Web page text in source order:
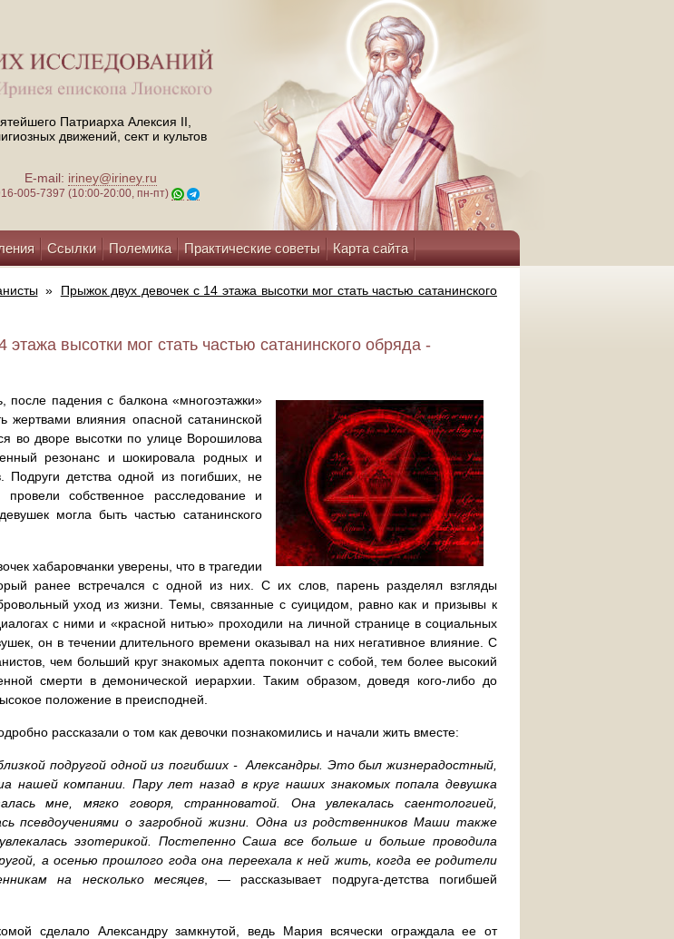
Патриарха Алексия II,
движений, сект и культов
E-mail: iriney@iriney.ru
005-7397 (10:00-20:00, пн-пт)
Ссылки Полемика Практические советы Карта сайта
»
Прыжок двух девочек с 14 этажа высотки мог стать частью сатанинского
высотки мог стать частью сатанинского обряда -
после падения с балкона «многоэтажки»
жертвами влияния опасной сатанинской
во дворе высотки по улице Ворошилова
резонанс и шокировала родных и
Подруги детства одной из погибших, не
собственное расследование и
могла быть частью сатанинского
хабаровчанки уверены, что в трагедии
ранее встречался с одной из них. С их слов, парень разделял взгляды
уход из жизни. Темы, связанные с суицидом, равно как и призывы к
с ними и «красной нитью» проходили на личной странице в социальных
он в течении длительного времени оказывал на них негативное влияние. С
чем больший круг знакомых адепта покончит с собой, тем более высокий
смерти в демонической иерархии. Таким образом, доведя кого-либо до
положение в преисподней.
рассказали о том как девочки познакомились и начали жить вместе:
подругой одной из погибших - Александры. Это был жизнерадостный,
нашей компании. Пару лет назад в круг наших знакомых попала девушка
мне, мягко говоря, странноватой. Она увлекалась саентологией,
псевдоучениями о загробной жизни. Одна из родственников Маши также
эзотерикой. Постепенно Саша все больше и больше проводила
а осенью прошлого года она переехала к ней жить, когда ее родители
на несколько месяцев, — рассказывает подруга-детства погибшей
сделало Александру замкнутой, ведь Мария всячески ограждала ее от